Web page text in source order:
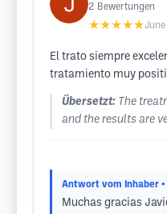
2 Bewertungen
★★★★★June
El trato siempre
tratamiento muy
Übersetzt: The
and the results are
Antwort vom Inhaber
Muchas gracias